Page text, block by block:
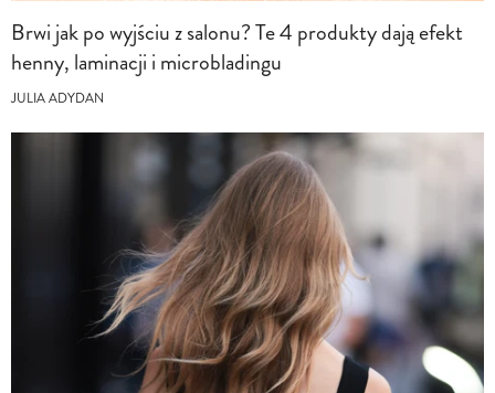
Brwi jak po wyjściu z salonu? Te 4 produkty dają efekt
henny, laminacji i microbladingu
JULIA ADYDAN